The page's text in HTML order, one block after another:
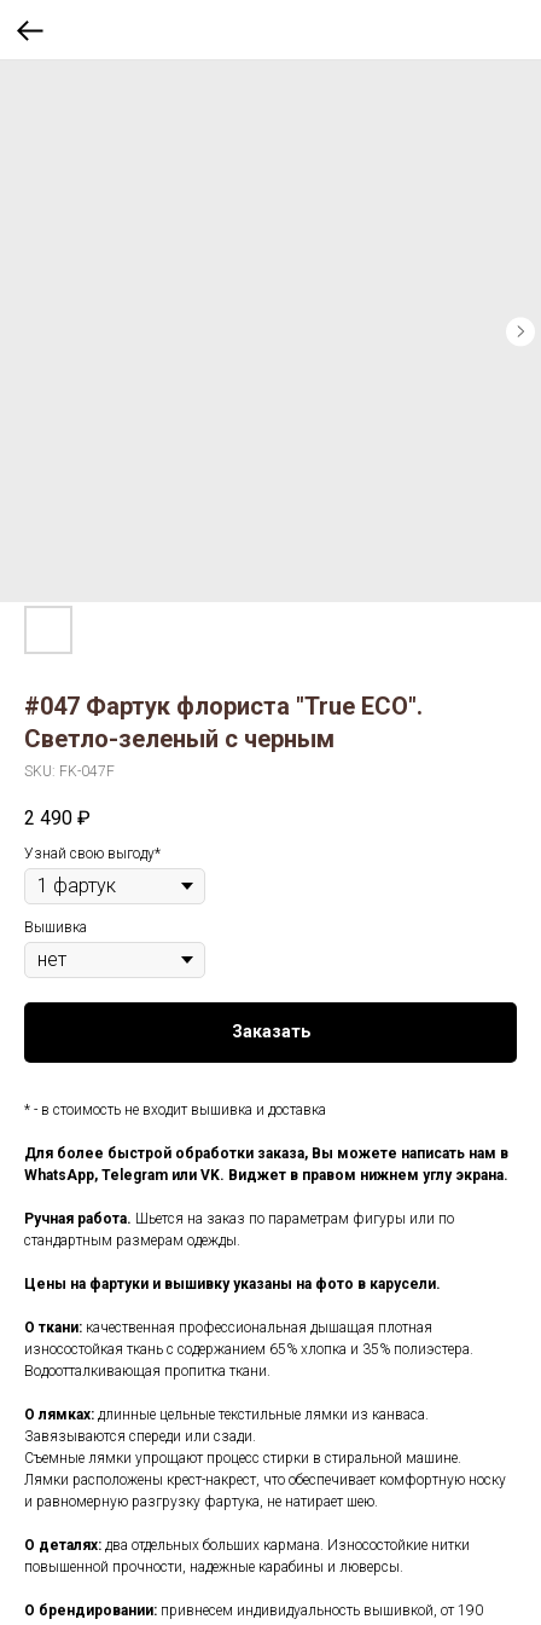
#047 Фартук флориста "True ECO".
Светло-зеленый с черным
SKU: FK-047F
2 490 ₽
Узнай свою выгоду*
Вышивка
Заказать
* - в стоимость не входит вышивка и доставка
Для более быстрой обработки заказа, Вы можете написать нам в
WhatsApp, Telegram или VK. Виджет в правом нижнем углу экрана.
Ручная работа. Шьется на заказ по параметрам фигуры или по
стандартным размерам одежды.
Цены на фартуки и вышивку указаны на фото в карусели.
О ткани: качественная профессиональная дышащая плотная
износостойкая ткань с содержанием 65% хлопка и 35% полиэстера.
Водоотталкивающая пропитка ткани.
О лямках: длинные цельные текстильные лямки из канваса.
Завязываются спереди или сзади.
Съемные лямки упрощают процесс стирки в стиральной машине.
Лямки расположены крест-накрест, что обеспечивает комфортную носку
и равномерную разгрузку фартука, не натирает шею.
О деталях: два отдельных больших кармана. Износостойкие нитки
повышенной прочности, надежные карабины и люверсы.
О брендировании: привнесем индивидуальность вышивкой, от 190